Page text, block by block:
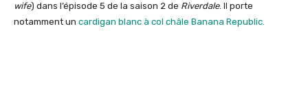
wife) dans l’épisode 5 de la saison 2 de Riverdale. Il porte
notamment un cardigan blanc à col châle Banana Republic.